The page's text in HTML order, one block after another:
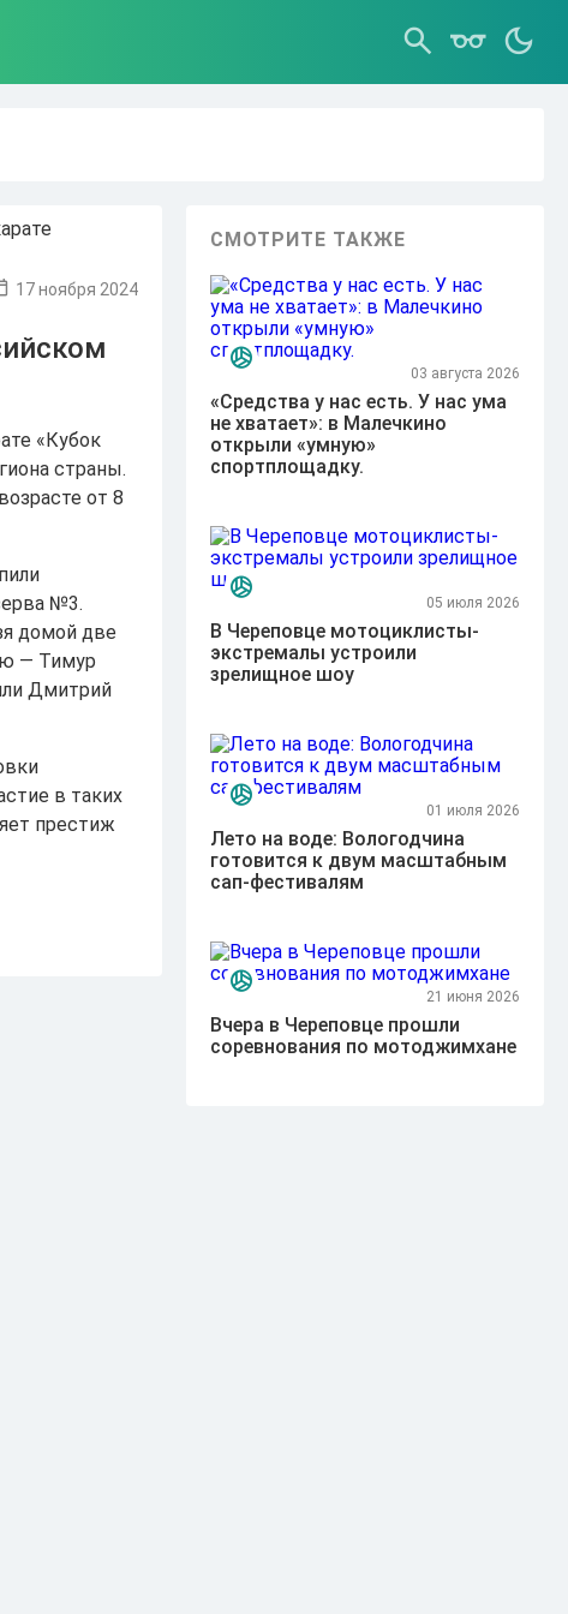
17 ноября 2024
«Кубок
страны.
от 8
№3.
домой две
— Тимур
Дмитрий
в таких
престиж
СМОТРИТЕ ТАКЖЕ
03 августа 2026
«Средства у нас есть. У нас ума
не хватает»: в Малечкино
открыли «умную»
спортплощадку.
05 июля 2026
В Череповце мотоциклисты-
экстремалы устроили
зрелищное шоу
01 июля 2026
Лето на воде: Вологодчина
готовится к двум масштабным
сап-фестивалям
21 июня 2026
Вчера в Череповце прошли
соревнования по мотоджимхане